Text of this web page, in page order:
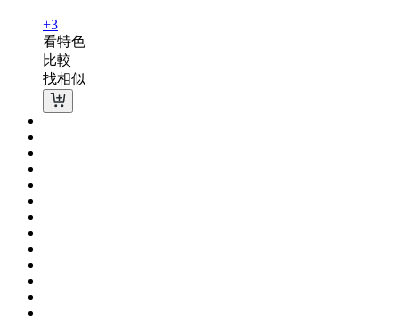
+3
看特色
比較
找相似